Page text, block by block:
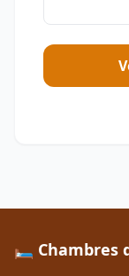
🛏️ Chambres